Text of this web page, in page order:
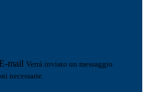
mail Verrà inviato un messaggio
necessarie.